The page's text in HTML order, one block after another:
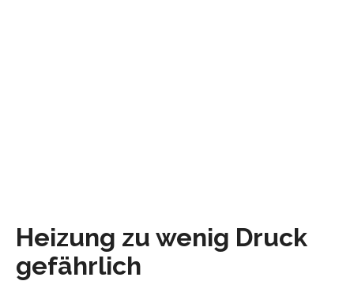
Heizung zu wenig Druck
gefährlich